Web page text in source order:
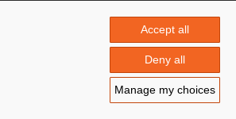
Accept all
Deny all
Manage my choices